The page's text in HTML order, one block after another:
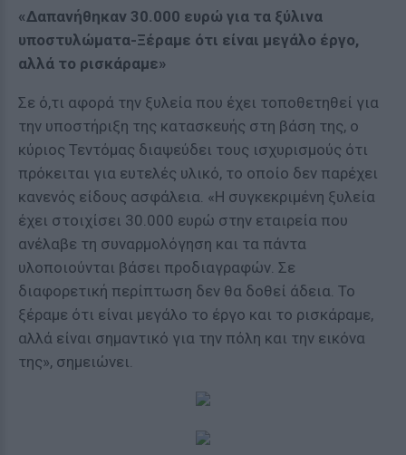
«Δαπανήθηκαν 30.000 ευρώ για τα ξύλινα
υποστυλώματα-Ξέραμε ότι είναι μεγάλο έργο,
αλλά το ρισκάραμε»
Σε ό,τι αφορά την ξυλεία που έχει τοποθετηθεί για
την υποστήριξη της κατασκευής στη βάση της, ο
κύριος Τεντόμας διαψεύδει τους ισχυρισμούς ότι
πρόκειται για ευτελές υλικό, το οποίο δεν παρέχει
κανενός είδους ασφάλεια. «Η συγκεκριμένη ξυλεία
έχει στοιχίσει 30.000 ευρώ στην εταιρεία που
ανέλαβε τη συναρμολόγηση και τα πάντα
υλοποιούνται βάσει προδιαγραφών. Σε
διαφορετική περίπτωση δεν θα δοθεί άδεια. Το
ξέραμε ότι είναι μεγάλο το έργο και το ρισκάραμε,
αλλά είναι σημαντικό για την πόλη και την εικόνα
της», σημειώνει.